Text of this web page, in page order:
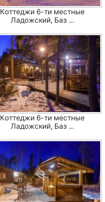
Коттеджи 6-ти местные
Ладожский, Баз ...
Коттеджи 6-ти местные
Ладожский, Баз ...